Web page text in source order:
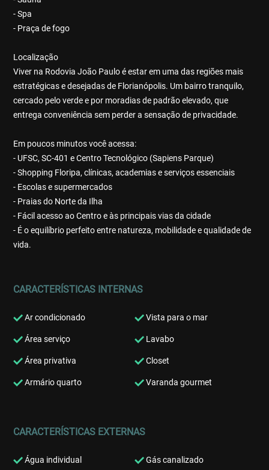
- Spa
- Praça de fogo
Localização
Viver na Rodovia João Paulo é estar em uma das regiões mais
estratégicas e desejadas de Florianópolis. Um bairro tranquilo,
cercado pelo verde e por moradias de padrão elevado, que
entrega conveniência sem perder a sensação de privacidade.
Em poucos minutos você acessa:
- UFSC, SC-401 e Centro Tecnológico (Sapiens Parque)
- Shopping Floripa, clínicas, academias e serviços essenciais
- Escolas e supermercados
- Praias do Norte da Ilha
- Fácil acesso ao Centro e às principais vias da cidade
- É o equilíbrio perfeito entre natureza, mobilidade e qualidade de
vida.
CARACTERÍSTICAS INTERNAS
Ar condicionado Vista para o mar
Área serviço Lavabo
Área privativa Closet
Armário quarto Varanda gourmet
CARACTERÍSTICAS EXTERNAS
Água individual Gás canalizado